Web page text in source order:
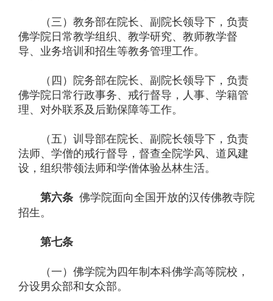
（三）教务部在院长、副院长领导下，负责
佛学院日常教学组织、教学研究、教师教学督
导、业务培训和招生等教务管理工作。
（四）院务部在院长、副院长领导下，负责
佛学院日常行政事务、戒行督导，人事、学籍管
理、对外联系及后勤保障等工作。
（五）训导部在院长、副院长领导下，负责
法师、学僧的戒行督导，督查全院学风、道风建
设，组织带领法师和学僧体验丛林生活。
第六条 佛学院面向全国开放的汉传佛教寺院
招生。
第七条
（一）佛学院为四年制本科佛学高等院校，
分设男众部和女众部。